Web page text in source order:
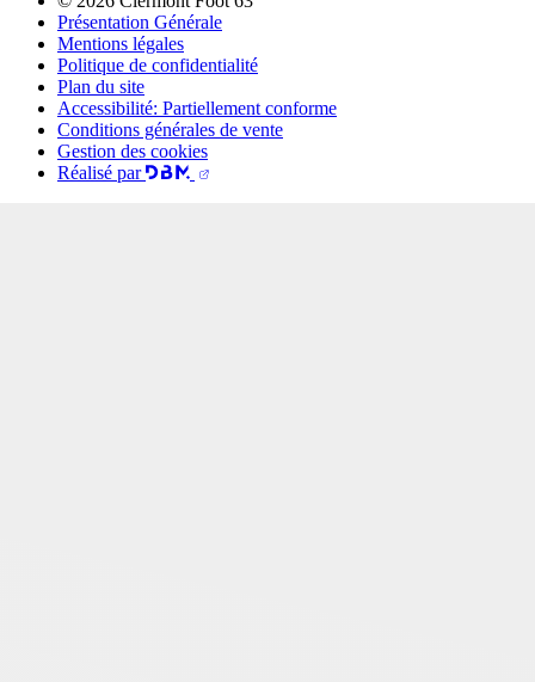
Présentation Générale
Mentions légales
Politique de confidentialité
Plan du site
Accessibilité: Partiellement conforme
Conditions générales de vente
Gestion des cookies
Réalisé par